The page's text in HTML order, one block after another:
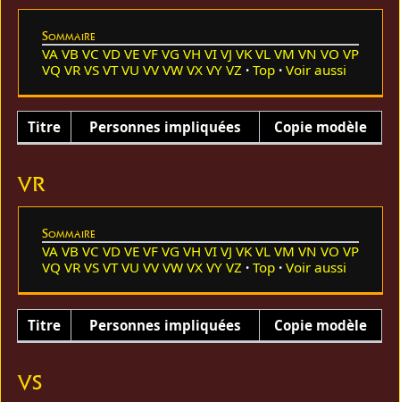
Sommaire
VA VB VC VD VE VF VG VH VI VJ VK VL VM VN VO VP
VQ VR VS VT VU VV VW VX VY VZ Top Voir aussi
Titre Personnes impliquées Copie modèle
VR
Sommaire
VA VB VC VD VE VF VG VH VI VJ VK VL VM VN VO VP
VQ VR VS VT VU VV VW VX VY VZ Top Voir aussi
Titre Personnes impliquées Copie modèle
VS